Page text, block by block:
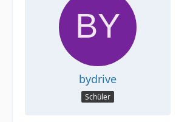
bydrive
Schüler